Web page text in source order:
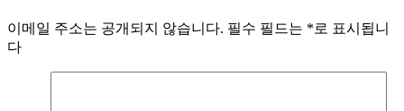
이메일 주소는 공개되지 않습니다. 필수 필드는 *로 표시됩니
다